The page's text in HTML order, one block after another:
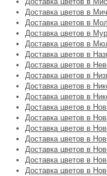
Доставка цветов в
Доставка цветов в
Доставка цветов в
Доставка цветов в
Доставка цветов в
Доставка цветов в
Доставка цветов в
Доставка цветов в
Доставка цветов в
Доставка цветов в
Доставка цветов в
Доставка цветов в
Доставка цветов в
Доставка цветов в
Доставка цветов в
Доставка цветов в